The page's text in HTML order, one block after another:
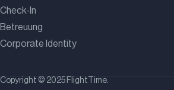
Check-In
Betreuung
Corporate Identity
Copyright © 2025 FlightTime.